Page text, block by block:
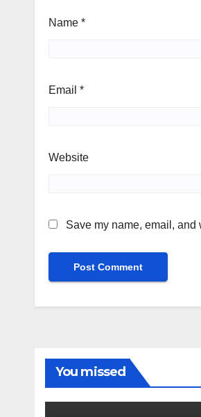
Name *
Email *
Website
Save my name, email, and
You missed